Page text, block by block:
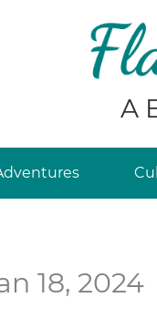
A
18, 2024